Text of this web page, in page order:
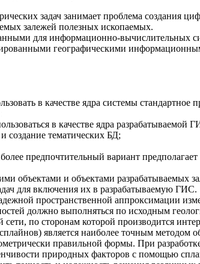
задач занимает проблема создания
залежей полезных ископаемых.
для информационно-вычислительных
географическими
в качестве ядра системы
в качестве ядра разрабатываемой
создание тематических БД;
предпочтительный вариант
объектами и объектами разрабатываемых
для включения их в разрабатываемую ГИС.
пространственной аппроксимации
должно выполняться по исходным
по сторонам которой производится
является наиболее точным методом
правильной формы. При
природных факторов с помощью